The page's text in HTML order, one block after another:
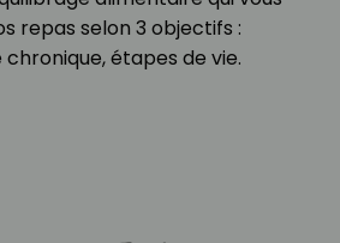
repas selon 3 objectifs :
étapes de vie.